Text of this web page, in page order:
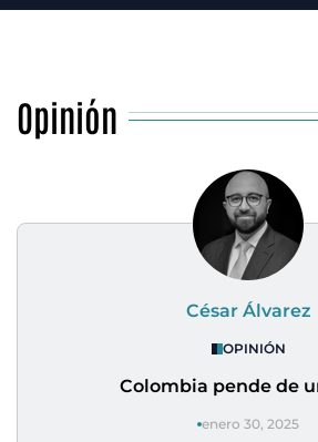
Opinión
César Álvarez
OPINIÓN
Colombia pende de
enero 30, 2025